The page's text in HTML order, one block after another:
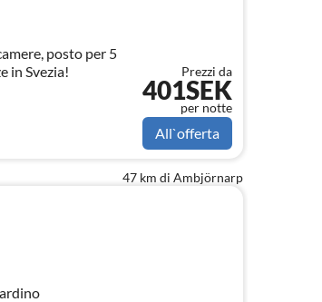
posto per 5
in Svezia!
Prezzi da
401SEK
per notte
All`offerta
47 km di Ambjörnarp